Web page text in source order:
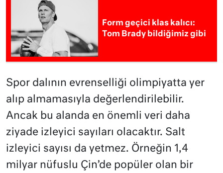
Form geçici klas kalıcı:
Tom Brady bildiğimiz gibi
Spor dalının evrenselliği olimpiyatta yer
alıp almamasıyla değerlendirilebilir.
Ancak bu alanda en önemli veri daha
ziyade izleyici sayıları olacaktır. Salt
izleyici sayısı da yetmez. Örneğin 1,4
milyar nüfuslu Çin’de popüler olan bir